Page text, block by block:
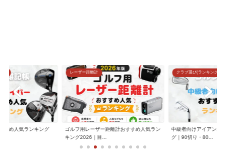
すめ人気ランキング
レーザー距離計
ゴルフ用レーザー距離計おすすめ人気ラン
キング2026｜目...
クラブ選び(ランキング)
中級者向けアイアンお
グ｜90切り・80...